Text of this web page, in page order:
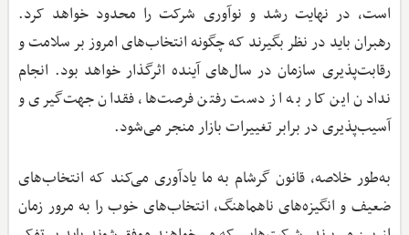
است، در نهایت رشد و نوآوری شرکت را محدود خواهد کرد.
رهبران باید در نظر بگیرند که چگونه انتخاب‌های امروز بر سلامت و
رقابت‌پذیری سازمان در سال‌های آینده اثرگذار خواهد بود. انجام
ندادن این کار به از دست رفتن فرصت‌ها، فقدان جهت‌گیری و
آسیب‌پذیری در برابر تغییرات بازار منجر می‌شود.
به‌طور خلاصه، قانون گرشام به ما یادآوری می‌کند که انتخاب‌های
ضعیف و انگیزه‌های ناهماهنگ، انتخاب‌های خوب را به مرور زمان